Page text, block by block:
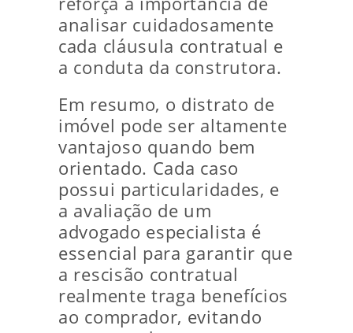
analisar cuidadosamente
cada cláusula contratual e
a conduta da construtora.
Em resumo, o distrato de
imóvel pode ser altamente
vantajoso quando bem
orientado. Cada caso
possui particularidades, e
a avaliação de um
advogado especialista é
essencial para garantir que
a rescisão contratual
realmente traga benefícios
ao comprador, evitando